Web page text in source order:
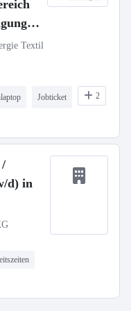
Textil
Jobticket 2
d) in